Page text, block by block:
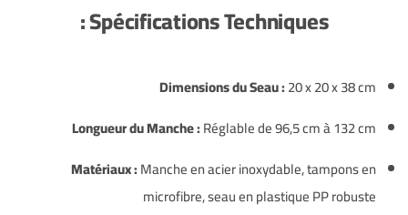
Spécifications Techniques :
Dimensions du Seau :20 x 20 x 38 cm
Longueur du Manche :Réglable de 96,5 cm à 132 cm
Matériaux :Manche en acier inoxydable, tampons en
microfibre, seau en plastique PP robuste